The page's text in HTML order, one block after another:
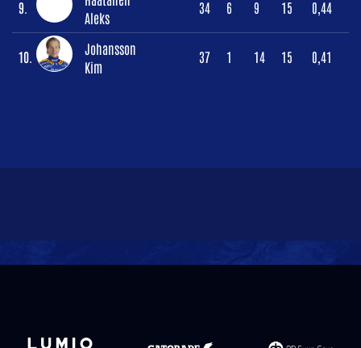
9.
Aleks
34 6 9 15 0,44
10.
Johansson
Kim
37 1 14 15 0,41